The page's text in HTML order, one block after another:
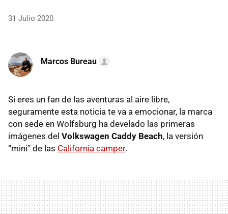
31 Julio 2020
Marcos Bureau
Si eres un fan de las aventuras al aire libre,
seguramente esta noticia te va a emocionar, la marca
con sede en Wolfsburg ha develado las primeras
imágenes del Volkswagen Caddy Beach, la versión
“mini” de las California camper.